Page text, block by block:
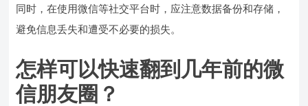
同时，在使用微信等社交平台时，应注意数据备份和存储，
避免信息丢失和遭受不必要的损失。
怎样可以快速翻到几年前的微
信朋友圈？